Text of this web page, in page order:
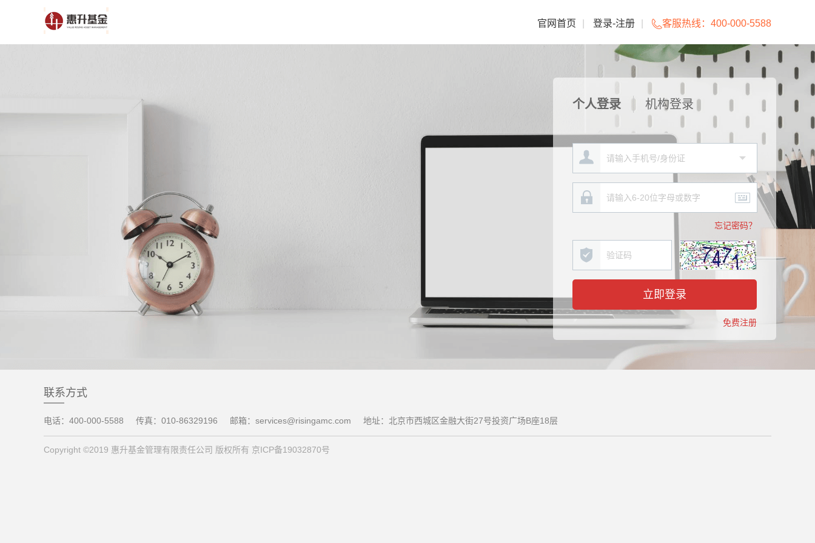
官网首页 登录-注册 客服热线： 400-000-5588
个人登录 机构登录
忘记密码？
立即登录
免费注册
联系方式
电话：400-000-5588 传真：010-86329196 邮箱：services@risingamc.com 地址：北京市西城区金融大街27号投资广场B座18层
Copyright ©2019 惠升基金管理有限责任公司 版权所有 京ICP备19032870号